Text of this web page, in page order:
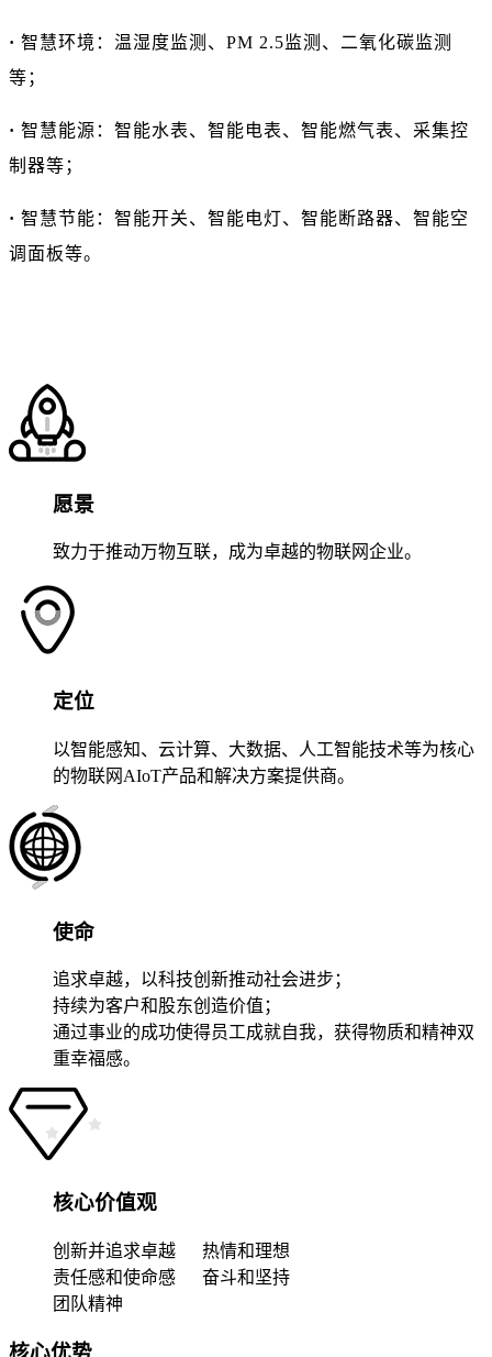
· 智慧环境：温湿度监测、PM 2.5监测、二氧化碳监测
等；
· 智慧能源：智能水表、智能电表、智能燃气表、采集控
制器等；
· 智慧节能：智能开关、智能电灯、智能断路器、智能空
调面板等。
愿景
致力于推动万物互联，成为卓越的物联网企业。
定位
以智能感知、云计算、大数据、人工智能技术等为核心
的物联网AIoT产品和解决方案提供商。
使命
追求卓越，以科技创新推动社会进步；
持续为客户和股东创造价值；
通过事业的成功使得员工成就自我，获得物质和精神双
重幸福感。
核心价值观
创新并追求卓越
热情和理想
责任感和使命感
奋斗和坚持
团队精神